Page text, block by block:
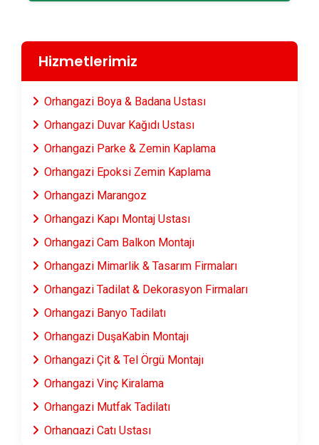
Hizmetlerimiz
Orhangazi Boya & Badana Ustası
Orhangazi Duvar Kağıdı Ustası
Orhangazi Parke & Zemin Kaplama
Orhangazi Epoksi Zemin Kaplama
Orhangazi Marangoz
Orhangazi Kapı Montaj Ustası
Orhangazi Cam Balkon Montajı
Orhangazi Mimarlik & Tasarım Firmaları
Orhangazi Tadilat & Dekorasyon Firmaları
Orhangazi Banyo Tadilatı
Orhangazi DuşaKabin Montajı
Orhangazi Çit & Tel Örgü Montajı
Orhangazi Vinç Kiralama
Orhangazi Mutfak Tadilatı
Orhangazi Çatı Ustası